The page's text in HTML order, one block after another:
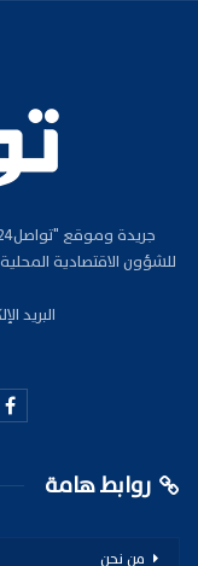
للشؤون الاقتصادية
البريد
روابط هامة
من نحن